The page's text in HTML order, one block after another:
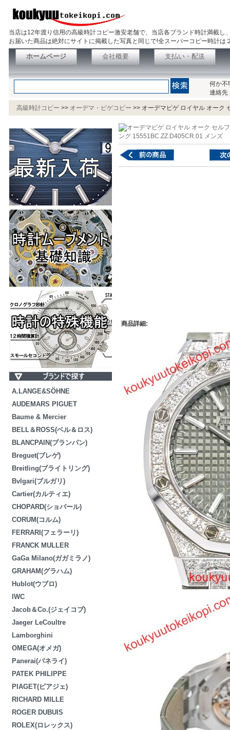
当店は12年渡り信用の高級時計コピー激安老舗で、当店各ブランド時計満載
お届いた商品は絶対にサイトに掲載した写真と同じで!全スーパーコピー時計
ホームページ 会社概要 支払い・配送
何か不
連絡
高級時計コピー >> オーデマ・ピゲコピー >> オーデマピゲ ロイヤル オーク
A.LANGE&SÖHNE
AUDEMARS PIGUET
Baume & Mercier
BELL＆ROSS(ベル＆ロス)
BLANCPAIN(ブランパン)
Breguet(ブレゲ)
Breitling(ブライトリング)
Bvlgari(ブルガリ)
Cartier(カルティエ)
CHOPARD(ショパール)
CORUM(コルム)
FERRARI(フェラーリ)
FRANCK MULLER
GaGa Milano(ガガミラノ)
GRAHAM(グラハム)
Hublot(ウブロ)
IWC
Jacob＆Co.(ジェイコブ)
Jaeger LeCoultre
Lamborghini
OMEGA(オメガ)
Panerai(パネライ)
PATEK PHILIPPE
PIAGET(ピアジェ)
RICHARD MILLE
ROGER DUBUIS
ROLEX(ロレックス)
商品詳細: